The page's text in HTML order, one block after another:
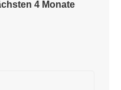
4 Monate